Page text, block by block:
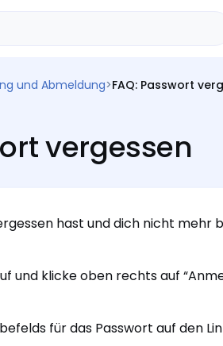
und Abmeldung>FAQ: Passwort
vergessen
hast und dich nicht mehr
und klicke oben rechts auf
für das Passwort auf den